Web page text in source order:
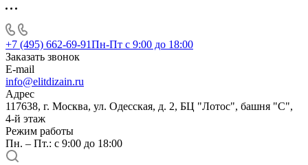
+7 (495) 662-69-91Пн-Пт c 9:00 до 18:00
Заказать звонок
E-mail
info@elitdizain.ru
Адрес
117638, г. Москва, ул. Одесская, д. 2, БЦ "Лотос", башня "С",
4-й этаж
Режим работы
Пн. – Пт.: с 9:00 до 18:00